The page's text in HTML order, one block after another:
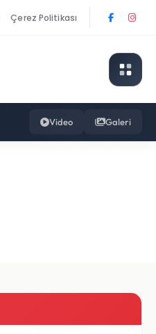
Çerez Politikası
Video Galeri